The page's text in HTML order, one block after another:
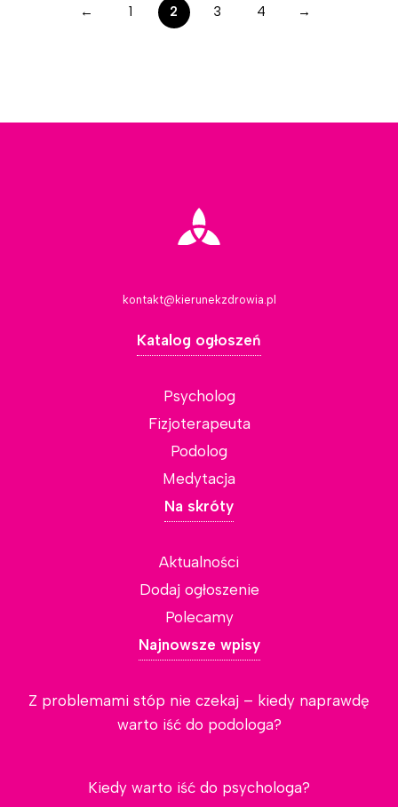
← 1 2 3 4 →
kontakt@kierunekzdrowia.pl
Katalog ogłoszeń
Psycholog
Fizjoterapeuta
Podolog
Medytacja
Na skróty
Aktualności
Dodaj ogłoszenie
Polecamy
Najnowsze wpisy
Z problemami stóp nie czekaj – kiedy naprawdę
warto iść do podologa?
Kiedy warto iść do psychologa?